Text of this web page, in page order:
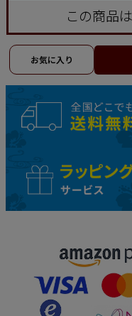
この商品は